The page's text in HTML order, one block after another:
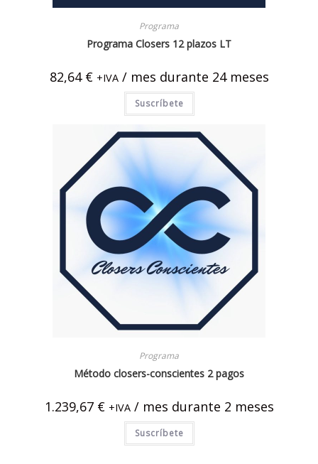
Programa
Programa Closers 12 plazos LT
82,64 € +IVA/ mes durante 24 meses
Suscríbete
Programa
Método closers-conscientes 2 pagos
1.239,67 € +IVA/ mes durante 2 meses
Suscríbete